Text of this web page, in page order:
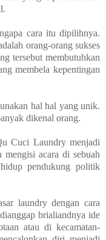
cara itu dipilihnya.
orang-orang sukses
tersebut membutuhkan
membela kepentingan
hal hal yang unik.
dikenal orang.
Cuci Laundry menjadi
mengisi acara di sebuah
pendukung politik
laundry dengan cara
brialiandnya ide
atau di kecamatan-